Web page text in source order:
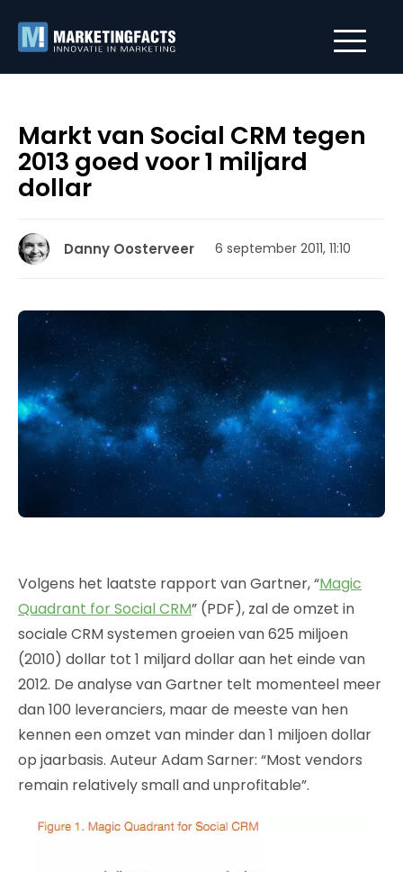
Markt van Social CRM tegen
2013 goed voor 1 miljard
dollar
Danny Oosterveer 6 september 2011, 11:10
Volgens het laatste rapport van Gartner, “Magic
Quadrant for Social CRM” (PDF), zal de omzet in
sociale CRM systemen groeien van 625 miljoen
(2010) dollar tot 1 miljard dollar aan het einde van
2012. De analyse van Gartner telt momenteel meer
dan 100 leveranciers, maar de meeste van hen
kennen een omzet van minder dan 1 miljoen dollar
op jaarbasis. Auteur Adam Sarner: “Most vendors
remain relatively small and unprofitable”.